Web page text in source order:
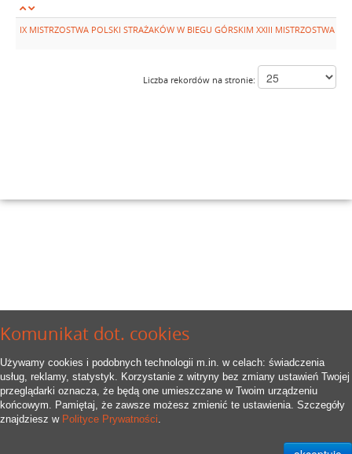
Komunikat dot. cookies
Używamy cookies i podobnych technologii m.in. w celach: świadczenia
usług, reklamy, statystyk. Korzystanie z witryny bez zmiany ustawień Twojej
przeglądarki oznacza, że będą one umieszczane w Twoim urządzeniu
końcowym. Pamiętaj, że zawsze możesz zmienić te ustawienia. Szczegóły
znajdziesz w Polityce Prywatności.
IX MISTRZOSTWA POLSKI STRAŻAKÓW W BIEGU GÓRSKIM XXIII MISTRZOSTWA
Liczba rekordów na stronie: